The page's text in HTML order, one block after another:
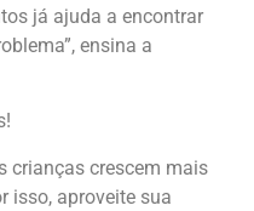
já ajuda a encontrar
ensina a
crianças crescem mais
isso, aproveite sua